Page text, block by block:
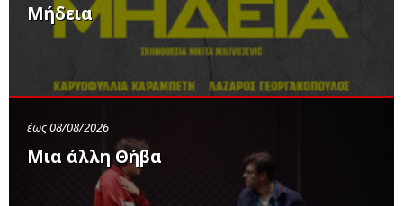
Μήδεια
έως 08/08/2026
Μια άλλη Θήβα